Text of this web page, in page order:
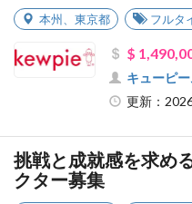
本州 東京都 フルタ
$
キューピ
更新：
挑戦と成就感を求め
クター募集